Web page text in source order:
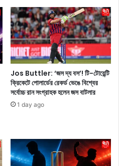
Jos Buttler: ‘জস দ্য বস’! টি-টোয়েন্টি
ক্রিকেটে পোলার্ডের রেকর্ড ভেঙে বিশ্বের
সর্বোচ্চ রান সংগ্রাহক হলেন জস বাটলার
1 day ago